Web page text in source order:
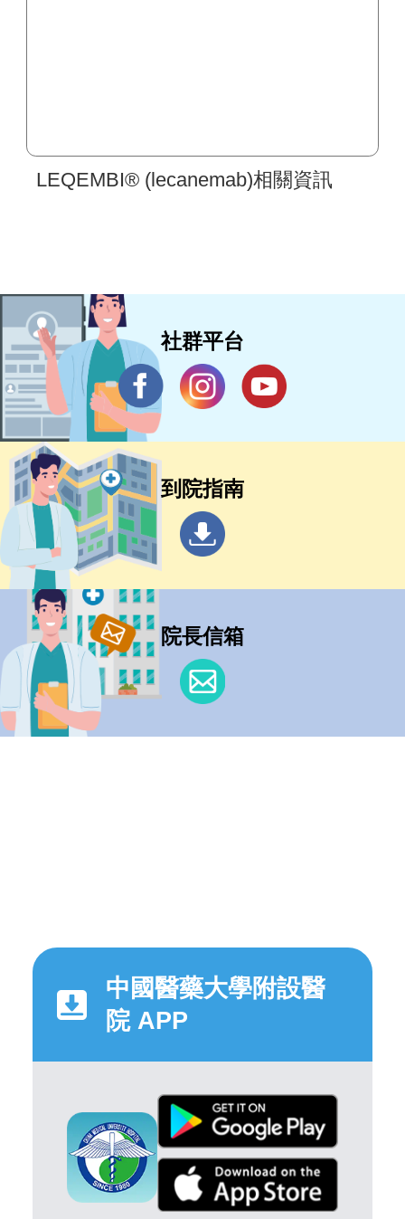
LEQEMBI® (lecanemab)相關資訊
社群平台
到院指南
院長信箱
中國醫藥大學附設醫
院 APP